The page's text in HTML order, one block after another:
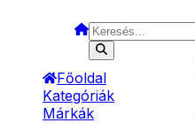
Főoldal
Kategóriák
Márkák